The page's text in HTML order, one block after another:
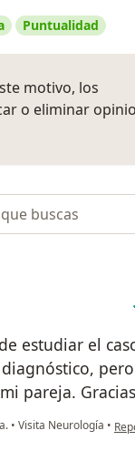
Puntualidad
motivo, los
o eliminar
estudiar el
pero
pareja. Gracias
• Visita Neurología • en